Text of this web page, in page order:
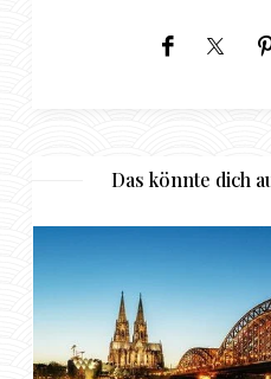
Das könnte dich